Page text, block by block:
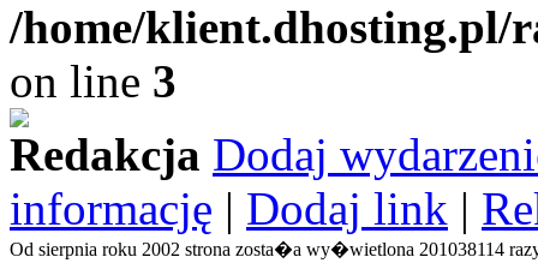
/home/
on line 3
Redakcja Dodaj
informację | Dodaj link |
Od sierpnia roku 2002 strona zosta�a wy�wietlona 201038114